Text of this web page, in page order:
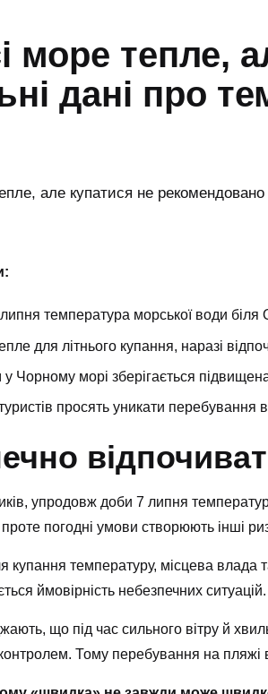
море тепле,
дані про
температура морської води біля
для літнього купання, наразі
Чорному морі зберігається
просять уникати перебування
упродовж доби 7 липня
проте погодні умови створюють інші
купання температуру, місцева влада
ймовірність небезпечних ситуацій.
що під час сильного вітру й
Тому перебування на пляжі